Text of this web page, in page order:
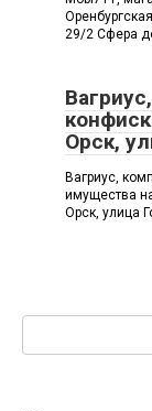
29/2 Сфера
Орск,
Вагриус,
имущества
Орск, улица
Поиск: